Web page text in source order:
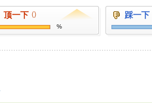
顶一下 ()
%
踩一下